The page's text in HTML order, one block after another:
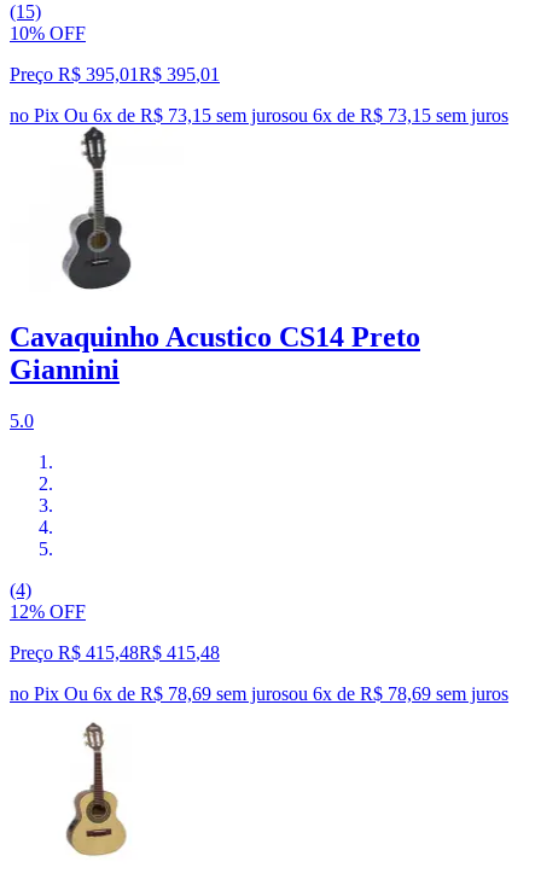
(15)
10% OFF
Preço R$ 395,01R$ 395,01
no Pix Ou 6x de R$ 73,15 sem jurosou 6x de R$ 73,15 sem juros
Cavaquinho Acustico CS14 Preto
Giannini
5.0
(4)
12% OFF
Preço R$ 415,48R$ 415,48
no Pix Ou 6x de R$ 78,69 sem jurosou 6x de R$ 78,69 sem juros